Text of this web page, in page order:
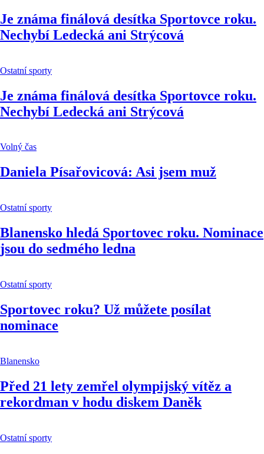
Je známa finálová desítka Sportovce roku.
Nechybí Ledecká ani Strýcová
Ostatní sporty
Je známa finálová desítka Sportovce roku.
Nechybí Ledecká ani Strýcová
Volný čas
Daniela Písařovicová: Asi jsem muž
Ostatní sporty
Blanensko hledá Sportovec roku. Nominace
jsou do sedmého ledna
Ostatní sporty
Sportovec roku? Už můžete posílat
nominace
Blanensko
Před 21 lety zemřel olympijský vítěz a
rekordman v hodu diskem Daněk
Ostatní sporty